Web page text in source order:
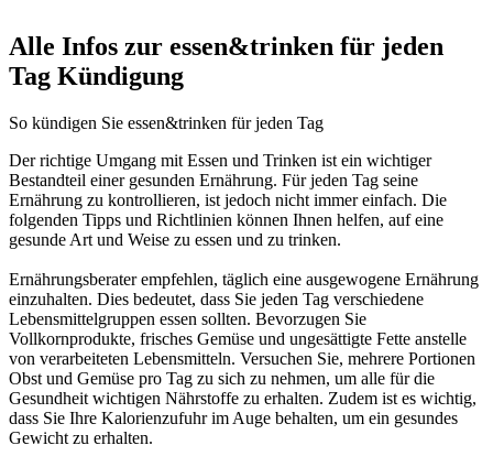
Alle Infos zur essen&trinken für jeden
Tag Kündigung
So kündigen Sie essen&trinken für jeden Tag
Der richtige Umgang mit Essen und Trinken ist ein wichtiger
Bestandteil einer gesunden Ernährung. Für jeden Tag seine
Ernährung zu kontrollieren, ist jedoch nicht immer einfach. Die
folgenden Tipps und Richtlinien können Ihnen helfen, auf eine
gesunde Art und Weise zu essen und zu trinken.
Ernährungsberater empfehlen, täglich eine ausgewogene Ernährung
einzuhalten. Dies bedeutet, dass Sie jeden Tag verschiedene
Lebensmittelgruppen essen sollten. Bevorzugen Sie
Vollkornprodukte, frisches Gemüse und ungesättigte Fette anstelle
von verarbeiteten Lebensmitteln. Versuchen Sie, mehrere Portionen
Obst und Gemüse pro Tag zu sich zu nehmen, um alle für die
Gesundheit wichtigen Nährstoffe zu erhalten. Zudem ist es wichtig,
dass Sie Ihre Kalorienzufuhr im Auge behalten, um ein gesundes
Gewicht zu erhalten.